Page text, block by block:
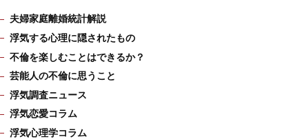
夫婦家庭離婚統計解説
浮気する心理に隠されたもの
不倫を楽しむことはできるか？
芸能人の不倫に思うこと
浮気調査ニュース
浮気恋愛コラム
浮気心理学コラム